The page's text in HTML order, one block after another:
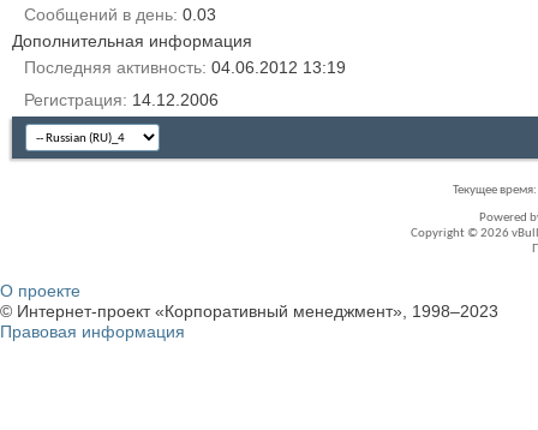
Сообщений в день 0.03
Дополнительная информация
Последняя активность 04.06.2012 13:19
Регистрация
14.12.2006
Текущее время:
Powered
Copyright © 2026
О проекте
© Интернет-проект «Корпоративный менеджмент», 1998–2023
Правовая информация